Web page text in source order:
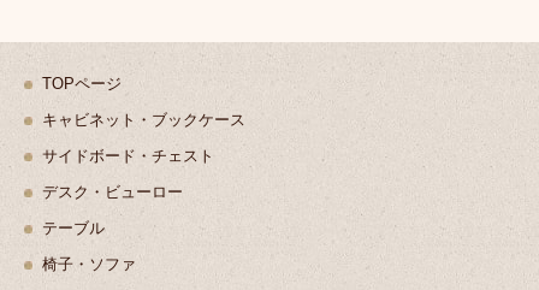
TOPページ
キャビネット・ブックケース
サイドボード・チェスト
デスク・ビューロー
テーブル
椅子・ソファ